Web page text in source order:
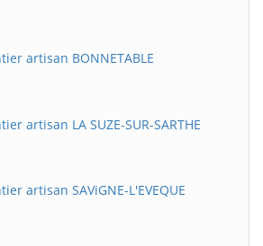
artisan BONNETABLE
artisan LA SUZE-SUR-SARTHE
artisan SAViGNE-L'EVEQUE